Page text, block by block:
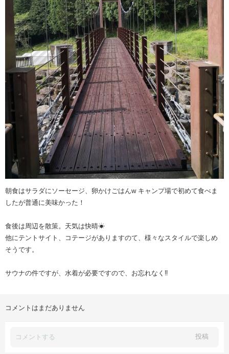
朝食はサラダにソーセージ、卵かけごはんw キャンプ場で初めて食べま
したが普通に美味かった！
食後は周辺を散策。天気は快晴☀
他にテントサイト、コテージがありますのて、様々なスタイルで楽しめ
そうです。
サウナの件ですが、水着が必要ですので、お忘れなく‼️
コメントはまだありません
投稿